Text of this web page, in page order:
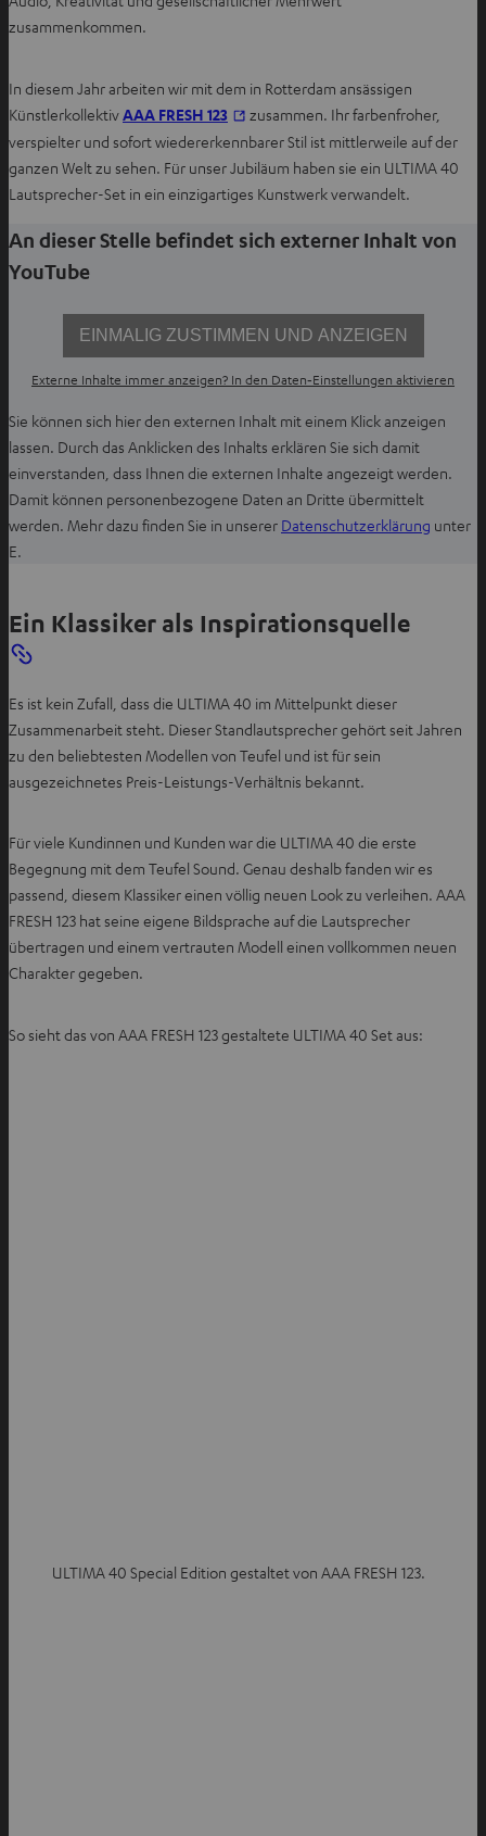
zusammenkommen.
In diesem Jahr arbeiten wir mit dem in Rotterdam ansässigen
KünstlerkollektivAAA FRESH 123
I
m
n
e
e
b
ö
f
n
e
n
zusammen. Ihr farbenfroher,
verspielter und sofort wiedererkennbarer Stil ist mittlerweile auf der
ganzen Welt zu sehen. Für unser Jubiläum haben sie ein ULTIMA 40
Lautsprecher-Set in ein einzigartiges Kunstwerk verwandelt.
An dieser Stelle befindet sich externer Inhalt von
YouTube
EINMALIG ZUSTIMMEN UND ANZEIGEN
Externe Inhalte immer anzeigen? In den Daten‑Einstellungen aktivieren
Sie können sich hier den externen Inhalt mit einem Klick anzeigen
lassen. Durch das Anklicken des Inhalts erklären Sie sich damit
einverstanden, dass Ihnen die externen Inhalte angezeigt werden.
Damit können personenbezogene Daten an Dritte übermittelt
werden. Mehr dazu finden Sie in unserer Datenschutzerklärung
a
n
unter
E.
Ein Klassiker als Inspirationsquelle
Es ist kein Zufall, dass die ULTIMA 40 im Mittelpunkt dieser
Zusammenarbeit steht. Dieser Standlautsprecher gehört seit Jahren
zu den beliebtesten Modellen von Teufel und ist für sein
ausgezeichnetes Preis-Leistungs-Verhältnis bekannt.
Für viele Kundinnen und Kunden war die ULTIMA 40 die erste
Begegnung mit dem Teufel Sound. Genau deshalb fanden wir es
passend, diesem Klassiker einen völlig neuen Look zu verleihen. AAA
FRESH 123 hat seine eigene Bildsprache auf die Lautsprecher
übertragen und einem vertrauten Modell einen vollkommen neuen
Charakter gegeben.
So sieht das von AAA FRESH 123 gestaltete ULTIMA 40 Set aus:
ULTIMA 40 Special Edition gestaltet von AAA FRESH 123.